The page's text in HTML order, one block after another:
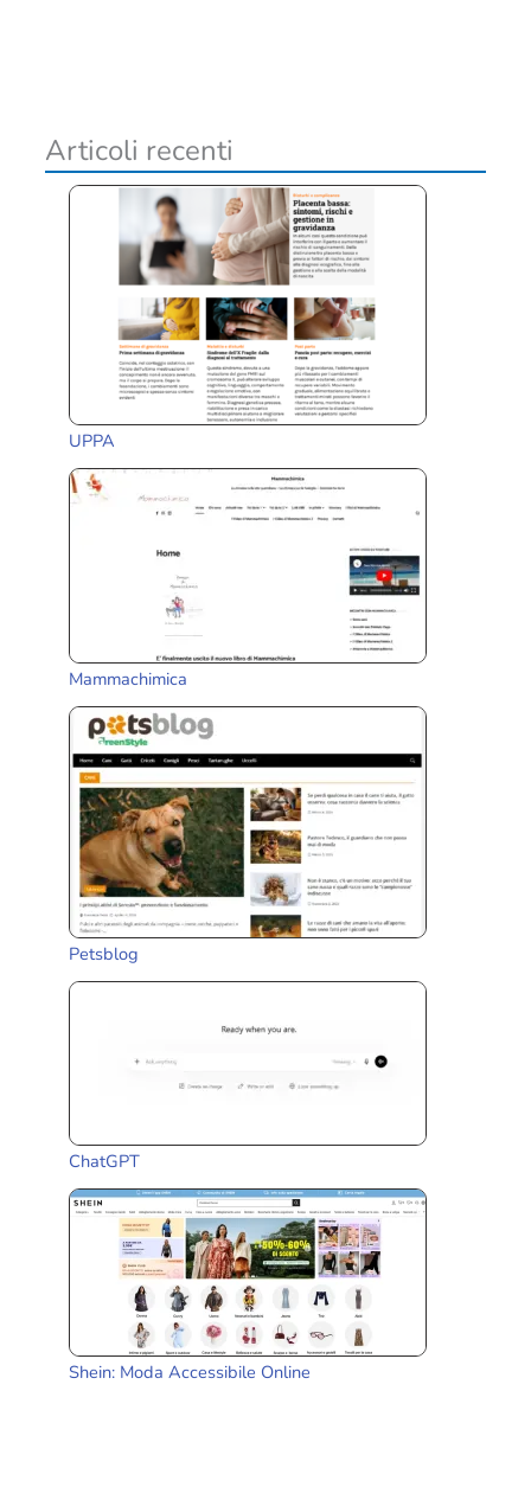
Articoli recenti
UPPA
Mammachimica
Petsblog
ChatGPT
Shein: Moda Accessibile Online